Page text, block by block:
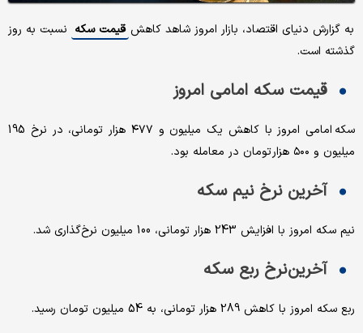
به گزارش دنیای اقتصاد، بازار امروز شاهد کاهش قیمت سکه نسبت به روز
گذشته است.
قیمت سکه امامی امروز
سکه امامی امروز با کاهش یک میلیون و ۴۷۷ هزار تومانی، در نرخ 195
میلیون و ۵۰۰ هزار تومان در معامله بود.
آخرین نرخ نیم سکه
نیم سکه امروز با افزایش 243 هزار تومانی، 100 میلیون نرخ‌گذاری شد.
آخرین نرخ ربع سکه
ربع سکه امروز با کاهش 289 هزار تومانی، به 54 میلیون تومان رسید.